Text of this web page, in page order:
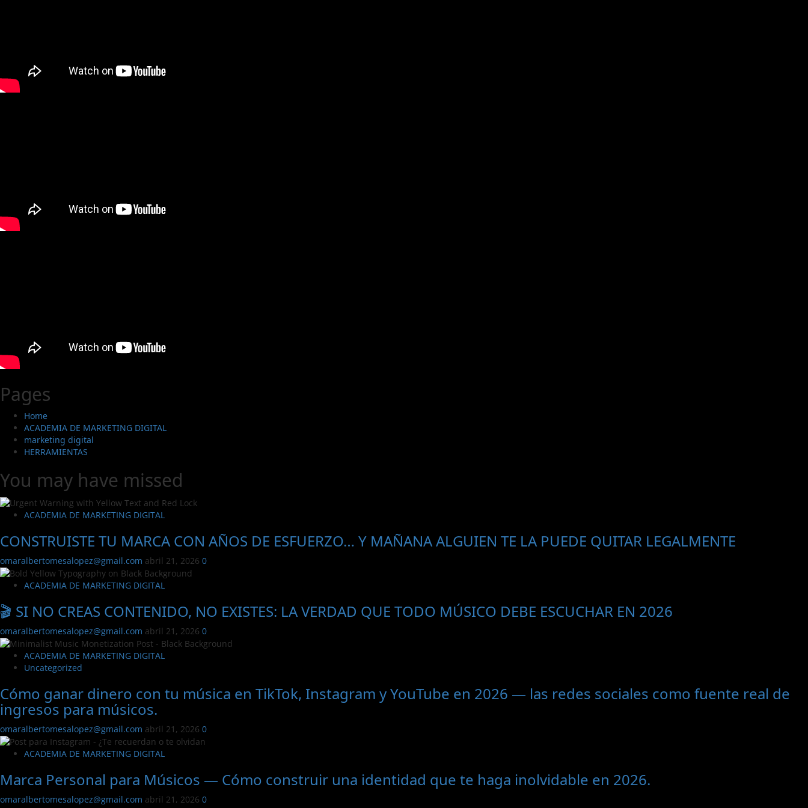
Pages
Home
ACADEMIA DE MARKETING DIGITAL
marketing digital
HERRAMIENTAS
You may have missed
ACADEMIA DE MARKETING DIGITAL
CONSTRUISTE TU MARCA CON AÑOS DE ESFUERZO… Y MAÑANA ALGUIEN TE LA PUEDE QUITAR LEGALMENTE
omaralbertomesalopez@gmail.com abril 21, 2026 0
ACADEMIA DE MARKETING DIGITAL
🎬 SI NO CREAS CONTENIDO, NO EXISTES: LA VERDAD QUE TODO MÚSICO DEBE ESCUCHAR EN 2026
omaralbertomesalopez@gmail.com abril 21, 2026 0
ACADEMIA DE MARKETING DIGITAL
Uncategorized
Cómo ganar dinero con tu música en TikTok, Instagram y YouTube en 2026 — las redes sociales como fuente real de
ingresos para músicos.
omaralbertomesalopez@gmail.com abril 21, 2026 0
ACADEMIA DE MARKETING DIGITAL
Marca Personal para Músicos — Cómo construir una identidad que te haga inolvidable en 2026.
omaralbertomesalopez@gmail.com abril 21, 2026 0